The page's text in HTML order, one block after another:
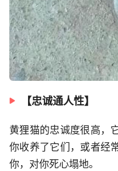
【忠诚通人性】
黄狸猫的忠诚度很高，
你收养了它们，或者经
你，对你死心塌地。